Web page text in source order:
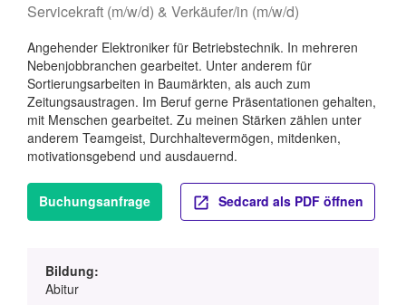
Servicekraft (m/w/d) & Verkäufer/in (m/w/d)
Angehender Elektroniker für Betriebstechnik. In mehreren
Nebenjobbranchen gearbeitet. Unter anderem für
Sortierungsarbeiten in Baumärkten, als auch zum
Zeitungsaustragen. Im Beruf gerne Präsentationen gehalten,
mit Menschen gearbeitet. Zu meinen Stärken zählen unter
anderem Teamgeist, Durchhaltevermögen, mitdenken,
motivationsgebend und ausdauernd.
Buchungsanfrage Sedcard als PDF öffnen
Bildung:
Abitur